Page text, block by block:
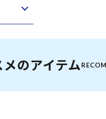
のアイテム